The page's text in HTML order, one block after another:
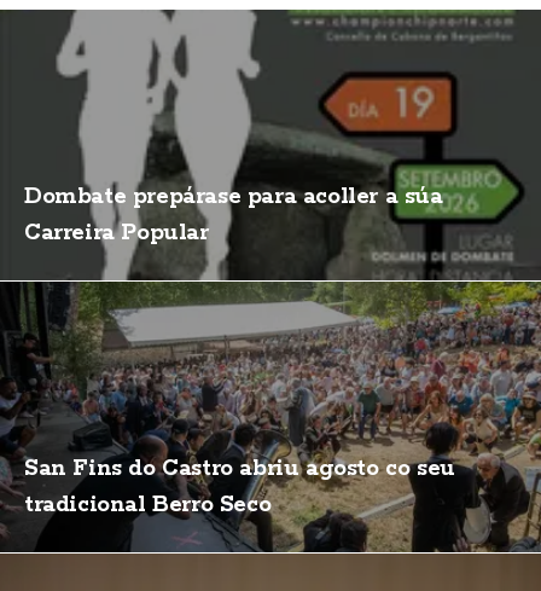
Dombate prepárase para acoller a súa
Carreira Popular
San Fins do Castro abriu agosto co seu
tradicional Berro Seco